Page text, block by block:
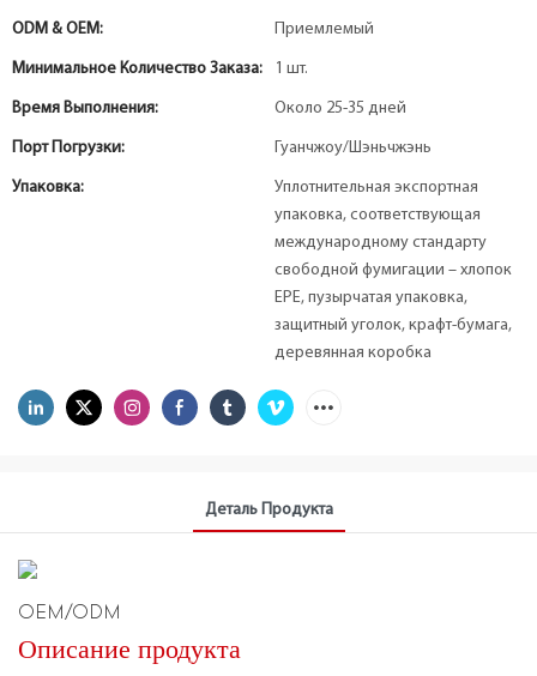
ODM & OEM: Приемлемый
Минимальное Количество Заказа: 1 шт.
Время Выполнения: Около 25-35 дней
Порт Погрузки: Гуанчжоу/Шэньчжэнь
Упаковка:
Уплотнительная экспортная
упаковка, соответствующая
международному стандарту
свободной фумигации – хлопок
EPE, пузырчатая упаковка,
защитный уголок, крафт-бумага,
деревянная коробка
Деталь Продукта
OEM/ODM
Описание продукта